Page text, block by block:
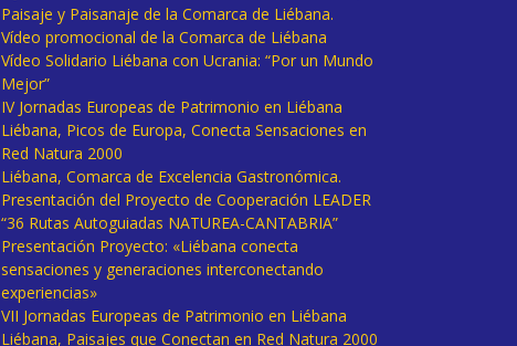
Paisaje y Paisanaje de la Comarca de Liébana.
Vídeo promocional de la Comarca de Liébana
Vídeo Solidario Liébana con Ucrania: “Por un Mundo
Mejor”
IV Jornadas Europeas de Patrimonio en Liébana
Liébana, Picos de Europa, Conecta Sensaciones en
Red Natura 2000
Liébana, Comarca de Excelencia Gastronómica.
Presentación del Proyecto de Cooperación LEADER
“36 Rutas Autoguiadas NATUREA-CANTABRIA”
Presentación Proyecto: «Liébana conecta
sensaciones y generaciones interconectando
experiencias»
VII Jornadas Europeas de Patrimonio en Liébana
Liébana, Paisajes que Conectan en Red Natura 2000